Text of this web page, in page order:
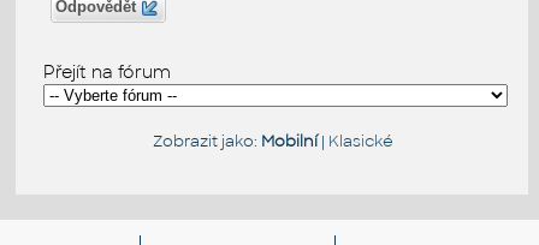
Odpovědět
Přejít na fórum
Zobrazit jako: Mobilní| Klasické